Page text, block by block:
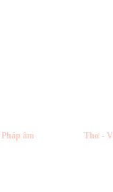
Pháp âm Thơ -